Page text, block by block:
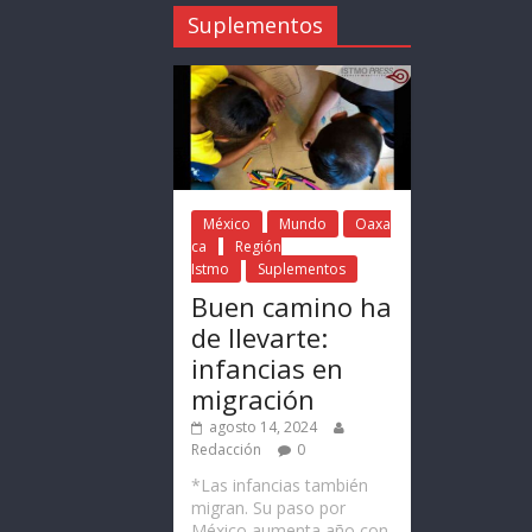
Suplementos
México Mundo
Oaxa
ca
Región
Istmo
Suplementos
Buen camino ha
de llevarte:
infancias en
migración
agosto 14, 2024
Redacción
0
*Las infancias también
migran. Su paso por